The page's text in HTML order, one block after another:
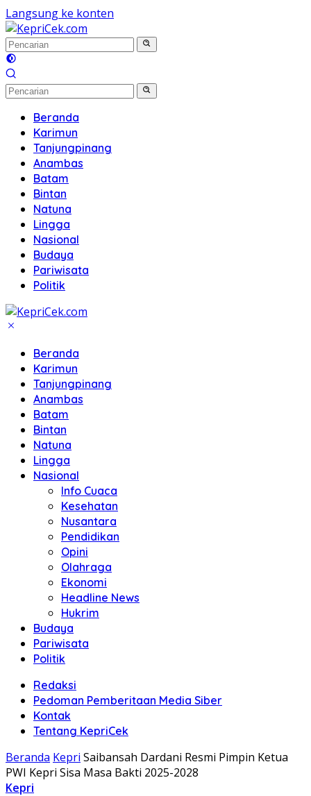
Langsung ke konten
Beranda
Karimun
Tanjungpinang
Anambas
Batam
Bintan
Natuna
Lingga
Nasional
Budaya
Pariwisata
Politik
Beranda
Karimun
Tanjungpinang
Anambas
Batam
Bintan
Natuna
Lingga
Nasional
Info Cuaca
Kesehatan
Nusantara
Pendidikan
Opini
Olahraga
Ekonomi
Headline News
Hukrim
Budaya
Pariwisata
Politik
Redaksi
Pedoman Pemberitaan Media Siber
Kontak
Tentang KepriCek
Beranda Kepri Saibansah Dardani Resmi Pimpin Ketua
PWI Kepri Sisa Masa Bakti 2025-2028
Kepri